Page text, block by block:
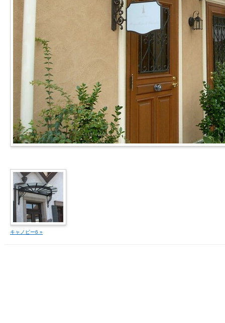
キャノピー6 »